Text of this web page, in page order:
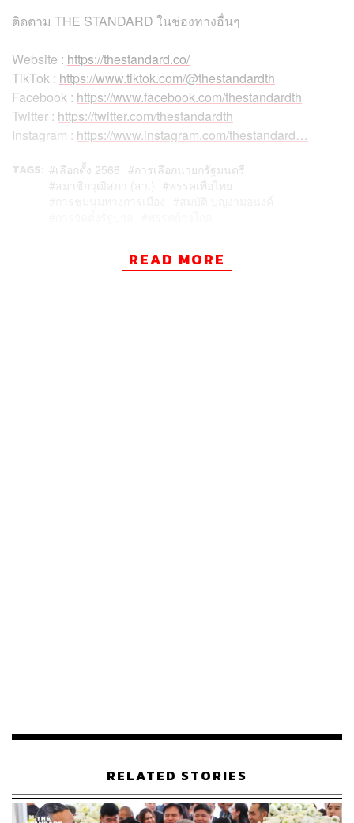
ติดตาม THE STANDARD ในช่องทางอื่นๆ
Website : https://thestandard.co/
TikTok : https://www.tiktok.com/@thestandardth
Facebook : https://www.facebook.com/thestandardth
Twitter : https://twitter.com/thestandardth
Instagram : https://www.instagram.com/thestandard…
TAGS: เลือกตั้ง 2566
การเลือกนายกรัฐมนตรี
สมาชิกวุฒิสภา (สว.)
พรรคเพื่อไทย
READ MORE
RELATED STORIES